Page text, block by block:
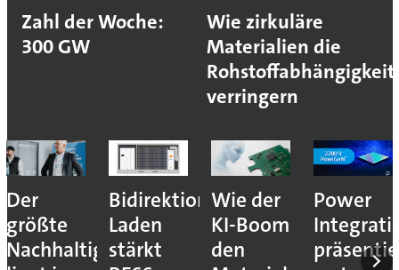
Zahl der Woche:
300 GW
Wie zirkuläre
Materialien die
Rohstoffabhängigkeit
verringern
Der
größte
Nachhaltigkeitshebel
Bidirektionales
Laden
stärkt
Wie der
KI-Boom
den
Power